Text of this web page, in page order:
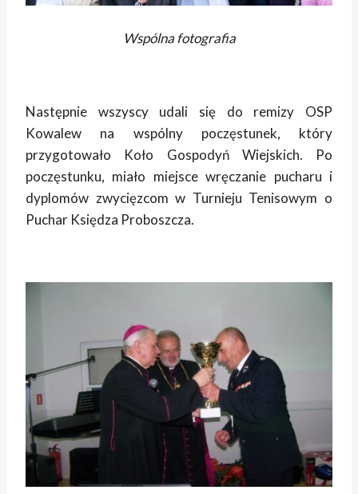
Wspólna fotografia
Następnie wszyscy udali się do remizy OSP
Kowalew na wspólny poczęstunek, który
przygotowało Koło Gospodyń Wiejskich. Po
poczęstunku, miało miejsce wręczanie pucharu i
dyplomów zwycięzcom w Turnieju Tenisowym o
Puchar Księdza Proboszcza.